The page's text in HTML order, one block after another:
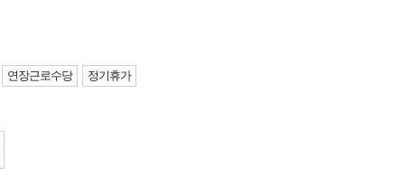
연장근로수당
정기휴가